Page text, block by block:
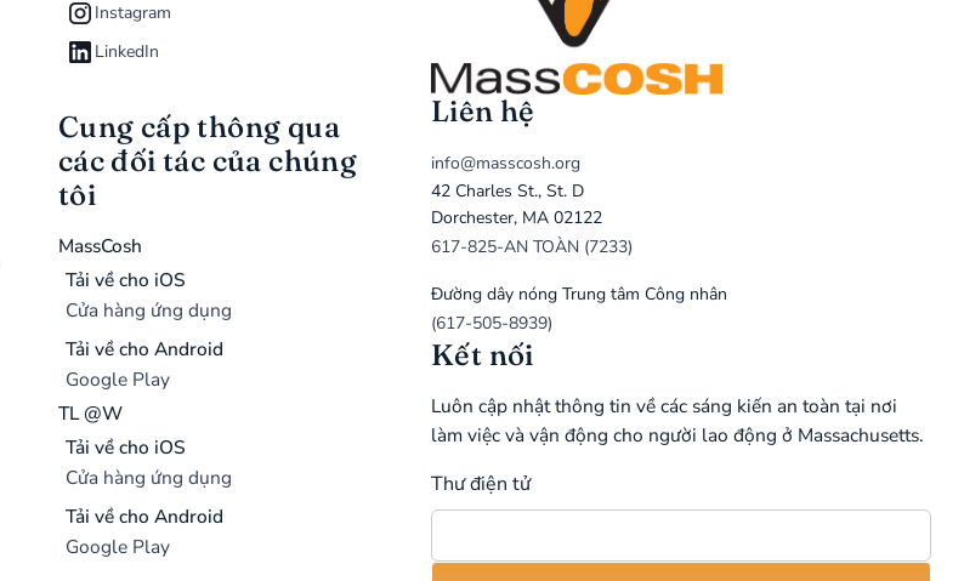
Instagram
LinkedIn
Cung cấp thông qua
các đối tác của chúng
tôi
MassCosh
Tải về cho iOS
Cửa hàng ứng dụng
Tải về cho Android
Google Play
TL @W
Tải về cho iOS
Cửa hàng ứng dụng
Tải về cho Android
Google Play
Liên hệ
info@masscosh.org
42 Charles St., St. D
Dorchester, MA 02122
617-825-AN TOÀN (7233)
Đường dây nóng Trung tâm Công nhân
(617-505-8939)
Kết nối
Luôn cập nhật thông tin về các sáng kiến an toàn tại nơi
làm việc và vận động cho người lao động ở Massachusetts.
Thư điện tử